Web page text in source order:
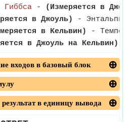
Гиббса -
(Измеряется в
в Джоуль)
- Энтальпия
в Кельвин)
-
в Джоуль на Кельвин)
входов в базовый блок
в единицу вывода